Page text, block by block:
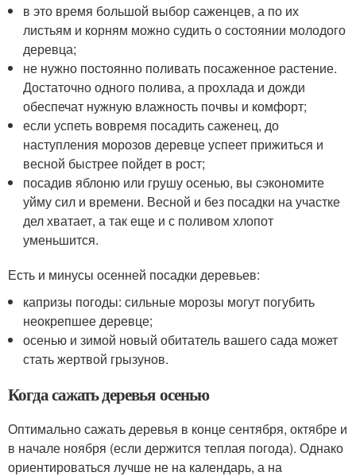
в это время большой выбор саженцев, а по их
листьям и корням можно судить о состоянии молодого
деревца;
не нужно постоянно поливать посаженное растение.
Достаточно одного полива, а прохлада и дожди
обеспечат нужную влажность почвы и комфорт;
если успеть вовремя посадить саженец, до
наступления морозов деревце успеет прижиться и
весной быстрее пойдет в рост;
посадив яблоню или грушу осенью, вы сэкономите
уйму сил и времени. Весной и без посадки на участке
дел хватает, а так еще и с поливом хлопот
уменьшится.
Есть и минусы осенней посадки деревьев:
капризы погоды: сильные морозы могут погубить
неокрепшее деревце;
осенью и зимой новый обитатель вашего сада может
стать жертвой грызунов.
Когда сажать деревья осенью
Оптимально сажать деревья в конце сентября, октябре и
в начале ноября (если держится теплая погода). Однако
ориентироваться лучше не на календарь, а на